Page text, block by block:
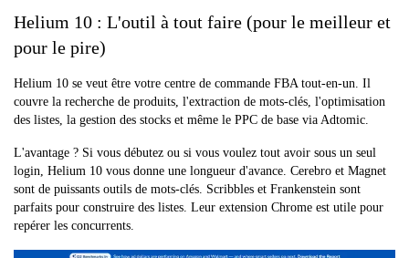
Helium 10 : L'outil à tout faire (pour le meilleur et
pour le pire)
Helium 10 se veut être votre centre de commande FBA tout-en-un. Il
couvre la recherche de produits, l'extraction de mots-clés, l'optimisation
des listes, la gestion des stocks et même le PPC de base via Adtomic.
L'avantage ? Si vous débutez ou si vous voulez tout avoir sous un seul
login, Helium 10 vous donne une longueur d'avance. Cerebro et Magnet
sont de puissants outils de mots-clés. Scribbles et Frankenstein sont
parfaits pour construire des listes. Leur extension Chrome est utile pour
repérer les concurrents.